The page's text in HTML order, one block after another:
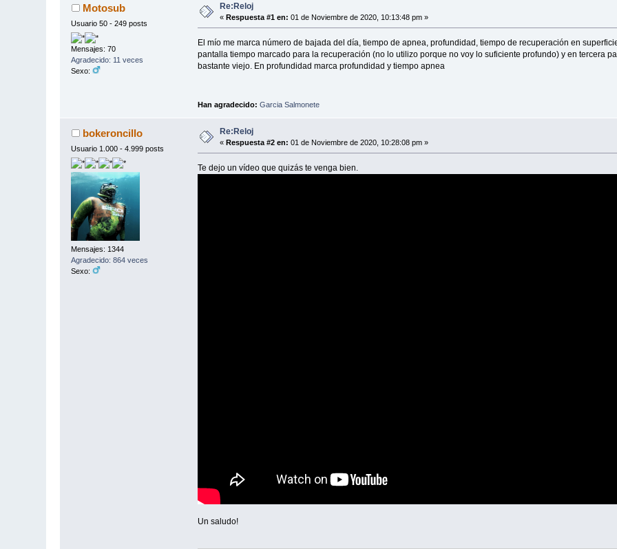
Motosub
Usuario 50 - 249 posts
Mensajes: 70
Agradecido: 11 veces
Sexo:
Re:Reloj
«Respuesta #1 en: 01 de Noviembre de 2020, 10:13:48 pm »
El mío me marca número de bajada del día, tiempo de apnea, profundidad, tiempo de recuperación en
pantalla tiempo marcado para la recuperación (no lo utilizo porque no voy lo suficiente profundo) y en tercera
bastante viejo. En profundidad marca profundidad y tiempo apnea
Han agradecido: Garcia Salmonete
bokeroncillo
Usuario 1.000 - 4.999 posts
Mensajes: 1344
Agradecido: 864 veces
Sexo:
Re:Reloj
«Respuesta #2 en: 01 de Noviembre de 2020, 10:28:08 pm »
Te dejo un vídeo que quizás te venga bien.
Un saludo!